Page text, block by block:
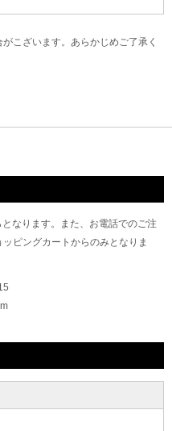
こざいます。あらかじめご了承く
なります。また、お電話でのご注
ピングカートからのみとなりま